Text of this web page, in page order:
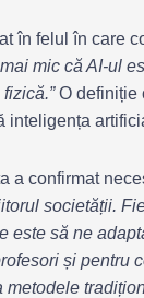
în felul în care
mic că AI-ul
O definiție
inteligența
a confirmat
societății.
este să ne
și pentru
metodele